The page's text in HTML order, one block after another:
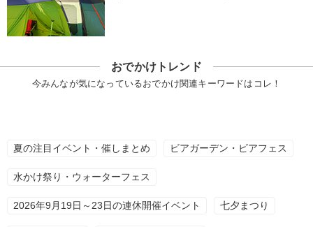
おでかけトレンド
今みんなが気になっているおでかけ関連キーワードはコレ！
夏の注目イベント・催しまとめ ビアガーデン・ビアフェス
水かけ祭り・ウォーターフェス
2026年9月19日～23日の連休開催イベント 七夕まつり